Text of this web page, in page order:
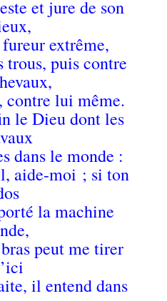
et jure de son
extrême,
trous, puis contre
contre lui même.
le Dieu dont les
dans le monde :
aide-moi ; si ton
machine
me tirer
il entend dans